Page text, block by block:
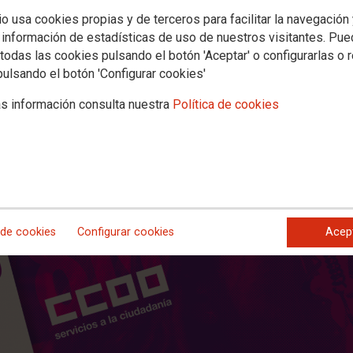
usa cookies propias y de terceros para facilitar la navegación
de estadísticas de uso de nuestros visitantes.
las cookies pulsando el botón 'Aceptar' o configurarlas o
el botón 'Configurar cookies'
información consulta nuestra Política de cookies
cookies Configurar cookies
en la lucha por la igualdad
que acaben con la discriminación entre mujeres y hombres,
herramienta para contribuir a implantar la igualdad real y efectiva en